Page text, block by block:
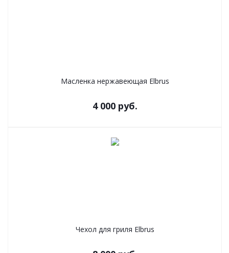
Масленка нержавеющая Elbrus
4 000 руб.
Чехол для гриля Elbrus